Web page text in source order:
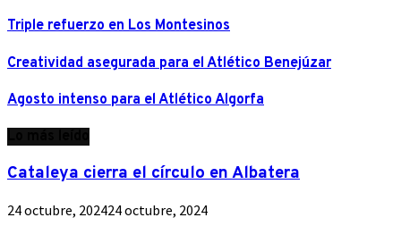
Triple refuerzo en Los Montesinos
Creatividad asegurada para el Atlético Benejúzar
Agosto intenso para el Atlético Algorfa
Cataleya cierra el círculo en Albatera
24 octubre, 202424 octubre, 2024